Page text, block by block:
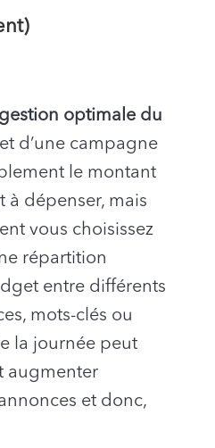
optimale du
d’une campagne
le montant
à dépenser, mais
vous choisissez
répartition
entre différents
mots-clés ou
la journée peut
augmenter
et donc,